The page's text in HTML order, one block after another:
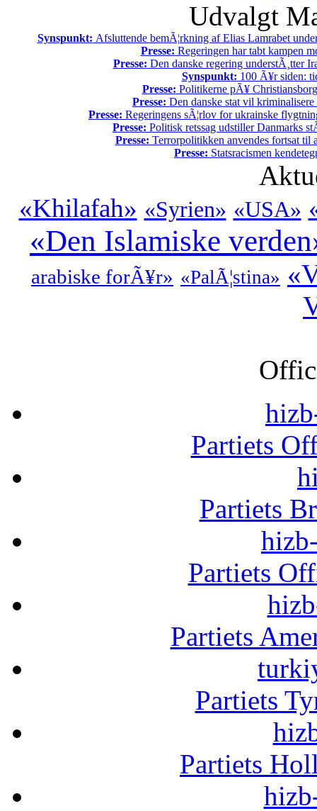
Udvalgt
Synspunkt: Afsluttende bemÃ¦rkning af Elias Lamrabet
Presse: Regeringen har tabt kampen
Presse: Den danske regering understÃ¸tter
Synspunkt: 100 Ã¥r siden:
Presse: Politikerne pÃ¥
Presse: Den danske stat vil
Presse: Regeringens sÃ¦rlov for ukrainske
Presse: Politisk retssag udstiller Danmarks
Presse: Terrorpolitikken anvendes fortsat til
Presse: Statsracismen
«Khilafah» «Syrien» «USA»
«Den Islamiske
arabiske forÃ¥r» «PalÃ¦stina»
Partiets
Partiets
Partiets
Partiets
Partiets
Partiets